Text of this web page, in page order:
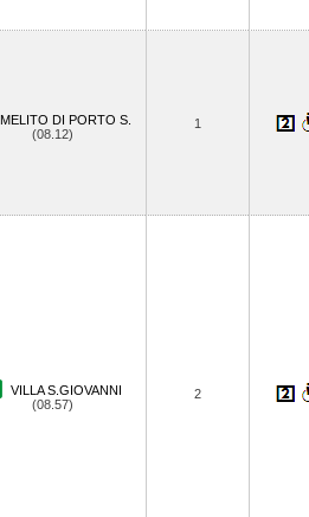
MELITO DI PORTO S.
(08.12)
1
VILLA S.GIOVANNI
(08.57)
2